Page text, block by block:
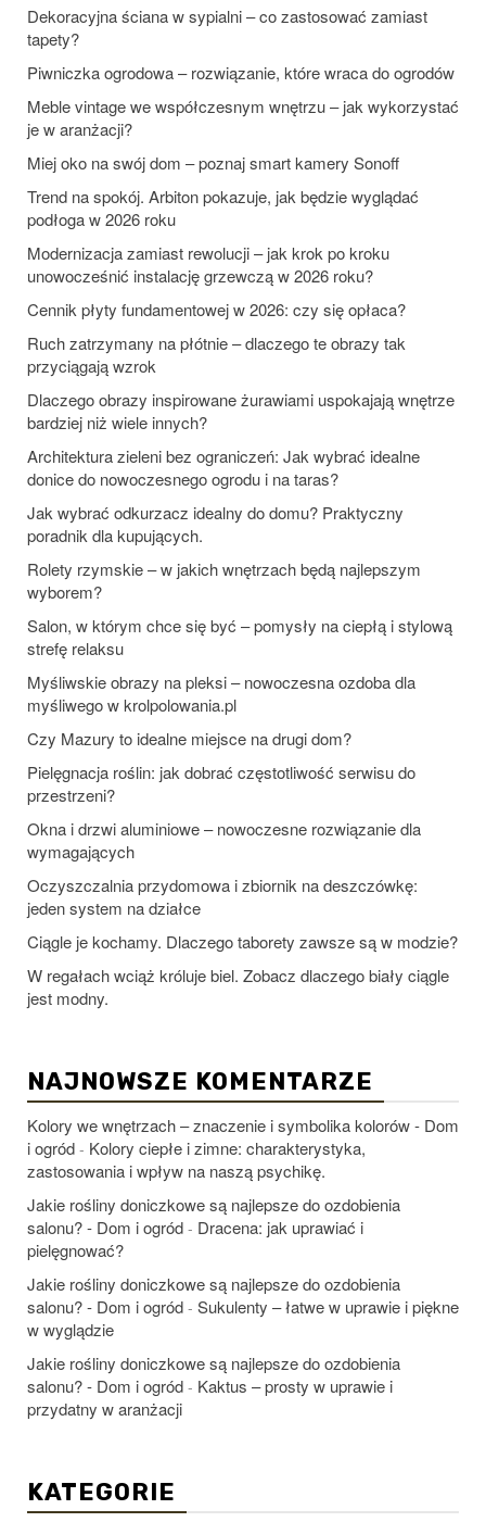
Dekoracyjna ściana w sypialni – co zastosować zamiast
tapety?
Piwniczka ogrodowa – rozwiązanie, które wraca do ogrodów
Meble vintage we współczesnym wnętrzu – jak wykorzystać
je w aranżacji?
Miej oko na swój dom – poznaj smart kamery Sonoff
Trend na spokój. Arbiton pokazuje, jak będzie wyglądać
podłoga w 2026 roku
Modernizacja zamiast rewolucji – jak krok po kroku
unowocześnić instalację grzewczą w 2026 roku?
Cennik płyty fundamentowej w 2026: czy się opłaca?
Ruch zatrzymany na płótnie – dlaczego te obrazy tak
przyciągają wzrok
Dlaczego obrazy inspirowane żurawiami uspokajają wnętrze
bardziej niż wiele innych?
Architektura zieleni bez ograniczeń: Jak wybrać idealne
donice do nowoczesnego ogrodu i na taras?
Jak wybrać odkurzacz idealny do domu? Praktyczny
poradnik dla kupujących.
Rolety rzymskie – w jakich wnętrzach będą najlepszym
wyborem?
Salon, w którym chce się być – pomysły na ciepłą i stylową
strefę relaksu
Myśliwskie obrazy na pleksi – nowoczesna ozdoba dla
myśliwego w krolpolowania.pl
Czy Mazury to idealne miejsce na drugi dom?
Pielęgnacja roślin: jak dobrać częstotliwość serwisu do
przestrzeni?
Okna i drzwi aluminiowe – nowoczesne rozwiązanie dla
wymagających
Oczyszczalnia przydomowa i zbiornik na deszczówkę:
jeden system na działce
Ciągle je kochamy. Dlaczego taborety zawsze są w modzie?
W regałach wciąż króluje biel. Zobacz dlaczego biały ciągle
jest modny.
NAJNOWSZE KOMENTARZE
Kolory we wnętrzach – znaczenie i symbolika kolorów - Dom
i ogród - Kolory ciepłe i zimne: charakterystyka,
zastosowania i wpływ na naszą psychikę.
Jakie rośliny doniczkowe są najlepsze do ozdobienia
salonu? - Dom i ogród - Dracena: jak uprawiać i
pielęgnować?
Jakie rośliny doniczkowe są najlepsze do ozdobienia
salonu? - Dom i ogród - Sukulenty – łatwe w uprawie i piękne
w wyglądzie
Jakie rośliny doniczkowe są najlepsze do ozdobienia
salonu? - Dom i ogród - Kaktus – prosty w uprawie i
przydatny w aranżacji
KATEGORIE